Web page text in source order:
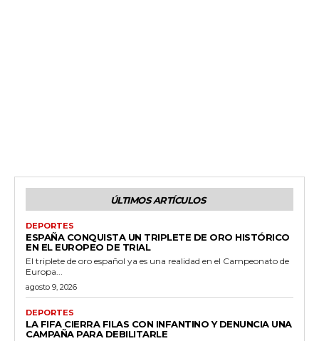
ÚLTIMOS ARTÍCULOS
DEPORTES
ESPAÑA CONQUISTA UN TRIPLETE DE ORO HISTÓRICO
EN EL EUROPEO DE TRIAL
El triplete de oro español ya es una realidad en el Campeonato de
Europa...
agosto 9, 2026
DEPORTES
LA FIFA CIERRA FILAS CON INFANTINO Y DENUNCIA UNA
CAMPAÑA PARA DEBILITARLE